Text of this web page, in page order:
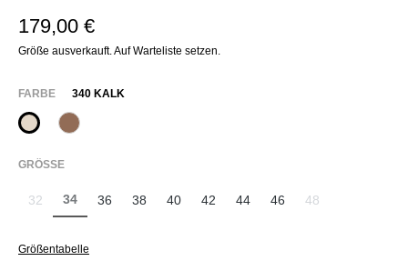
179,00 €
Größe ausverkauft. Auf Warteliste setzen.
FARBEAUSWÄHLEN
340 KALK
340 Kalk
(Diese Option ist zurzeit nicht verfügbar.)
614 Toffee
(Diese Option ist zurzeit nicht verfügbar.)
GRÖSSE AUSWÄHLEN
32 34 36 38 40 42 44 46 48
Größentabelle